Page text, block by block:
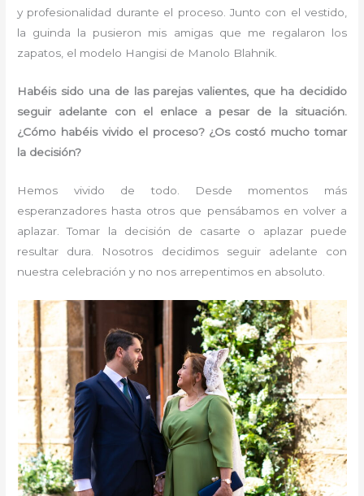
y profesionalidad durante el proceso. Junto con el vestido,
la guinda la pusieron mis amigas que me regalaron los
zapatos, el modelo Hangisi de Manolo Blahnik.
Habéis sido una de las parejas valientes, que ha decidido
seguir adelante con el enlace a pesar de la situación.
¿Cómo habéis vivido el proceso? ¿Os costó mucho tomar
la decisión?
Hemos vivido de todo. Desde momentos más
esperanzadores hasta otros que pensábamos en volver a
aplazar. Tomar la decisión de casarte o aplazar puede
resultar dura. Nosotros decidimos seguir adelante con
nuestra celebración y no nos arrepentimos en absoluto.